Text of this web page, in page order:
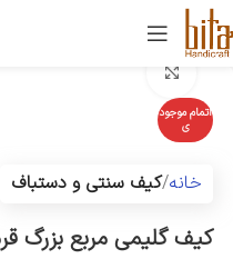
اتمام موجود
ی
خانه کیف سنتی و دستباف
کیف گلیمی مربع بزرگ